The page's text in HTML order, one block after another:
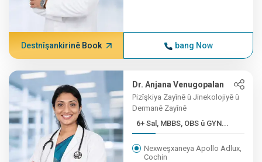
Destnîşankirinê Book bang Now
Dr. Anjana Venugopalan
Pizîşkiya Zayînê û Jinekolojiyê û
Dermanê Zayînê
6+ Sal, MBBS, OBS û GYN...
Nexweşxaneya Apollo Adlux,
Cochin